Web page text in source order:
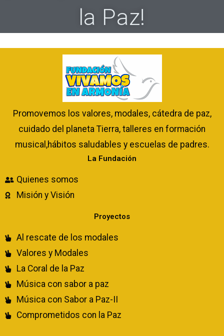
la Paz!
Promovemos los valores, modales, cátedra de paz,
cuidado del planeta Tierra, talleres en formación
musical,hábitos saludables y escuelas de padres.
La Fundación
Quienes somos
Misión y Visión
Proyectos
Al rescate de los modales
Valores y Modales
La Coral de la Paz
Música con sabor a paz
Música con Sabor a Paz-II
Comprometidos con la Paz